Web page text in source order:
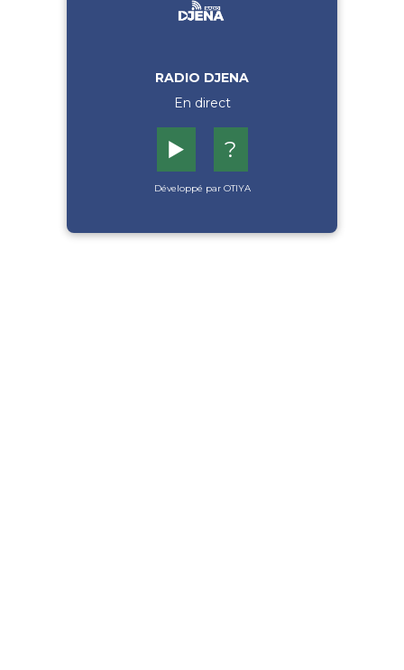
RADIO DJENA
En direct
▶️ ?
Développé par OTIYA